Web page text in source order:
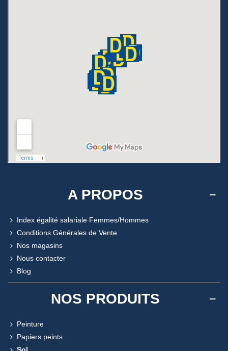
A PROPOS
Index égalité salariale Femmes/Hommes
Conditions Générales de Vente
Nos magasins
Nous contacter
Blog
NOS PRODUITS
Peinture
Papiers peints
Sol